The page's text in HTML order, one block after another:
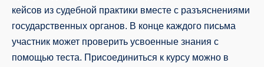
кейсов из судебной практики вместе с разъяснениями
государственных органов. В конце каждого письма
участник может проверить усвоенные знания с
помощью теста. Присоединиться к курсу можно в